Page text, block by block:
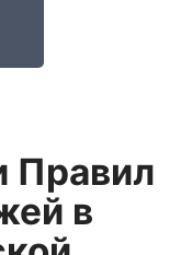
Правил
в